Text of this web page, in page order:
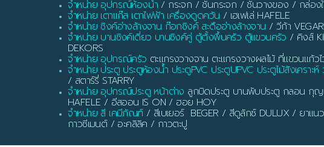
จำหน่าย อุปกรณ์ห้องน้ำ / กระจก / ชั้นกระจก / ชั้นวางของ / กล่อง
จำหน่าย เตาแก๊ส เตาไฟฟ้า เครื่องดูดควัน / เฮเฟเล่ HAFELE
จำหน่าย ซิงค์อ่างล้างจาน ก๊อกซิงค์ สะดืออ่างล้างจาน / วีก้า
จำหน่าย บานซิงค์เดี่ยว บานซิงค์คู่ ตู้ตั้งพื้นครัว ตู้แขวนครัว / คิงส์
DEKORS
จำหน่าย อุปกรณ์ครัว ตะแกรงวางจาน ตะแกรงวางผลไม้ ที่แขวนแก้ว
จำหน่าย ประตู ประตูห้องน้ำ ประตูPVC ประตูUPVC ประตูไม้สังเคราะ
/ สตาร์รี่ STARRY
จำหน่าย อุปกรณ์ประตู หน้าต่าง ลูกบิดประตู บานพับประตู กลอน กุญ
HAFELE / อีสออน IS ON / ฮอย HOY
จำหน่าย สี เคมีภัณฑ์/ สีเบเยอร์ BEGER / สีดูลักซ์ DULUX / ยาแนว
กาวซีเมนต์ / อะคลิลิค / กาวตะปู